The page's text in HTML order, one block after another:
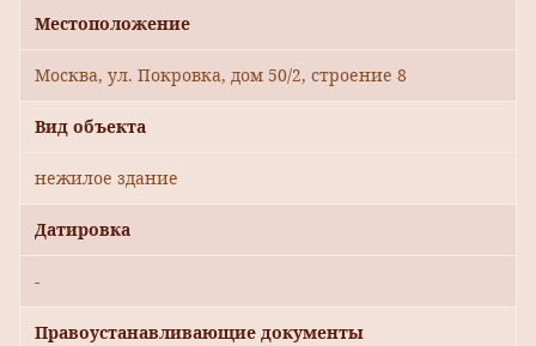
Местоположение
Москва, ул. Покровка, дом 50/2, строение 8
Вид объекта
нежилое здание
Датировка
-
Правоустанавливающие документы